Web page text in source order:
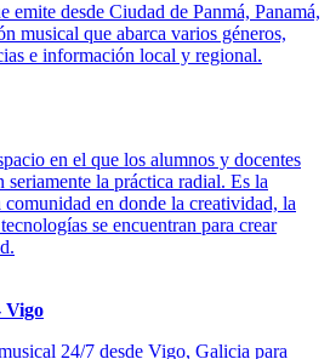
emite desde Ciudad de Panmá, Panamá,
musical que abarca varios géneros,
e información local y regional.
en el que los alumnos y docentes
seriamente la práctica radial. Es la
comunidad en donde la creatividad, la
se encuentran para crear
Vigo
24/7 desde Vigo, Galicia para